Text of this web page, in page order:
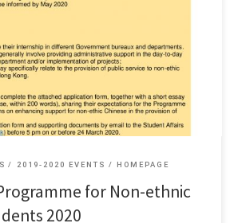
2020_Application form
2019-2020 EVENTS HOMEPAGE
for Non-ethnic
2020